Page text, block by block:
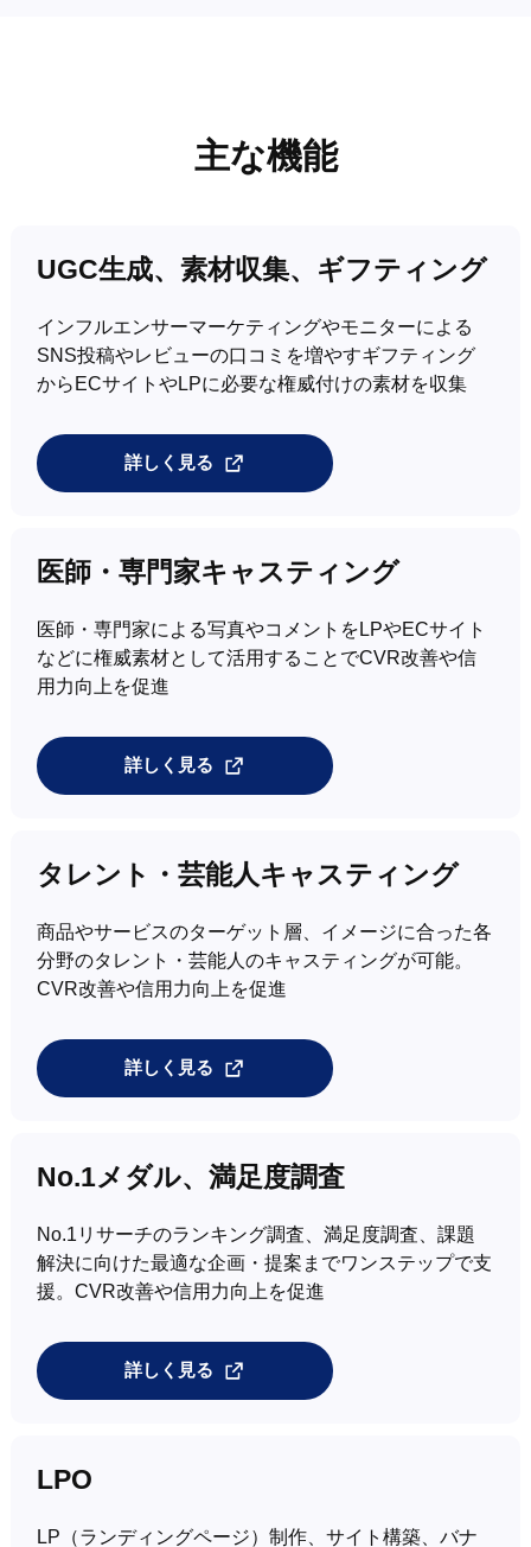
主な機能
UGC生成、素材収集、ギフティング
インフルエンサーマーケティングやモニターによる
SNS投稿やレビューの口コミを増やすギフティング
からECサイトやLPに必要な権威付けの素材を収集
詳しく見る
医師・専門家キャスティング
医師・専門家による写真やコメントをLPやECサイト
などに権威素材として活用することでCVR改善や信
用力向上を促進
詳しく見る
タレント・芸能人キャスティング
商品やサービスのターゲット層、イメージに合った各
分野のタレント・芸能人のキャスティングが可能。
CVR改善や信用力向上を促進
詳しく見る
No.1メダル、満足度調査
No.1リサーチのランキング調査、満足度調査、課題
解決に向けた最適な企画・提案までワンステップで支
援。CVR改善や信用力向上を促進
詳しく見る
LPO
LP（ランディングページ）制作、サイト構築、バナ